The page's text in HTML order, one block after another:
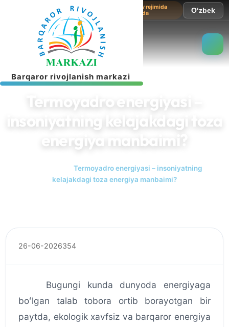
Barqaror rivojlanish markazi
Sayt sinov rejimida
ishlamoqda
O‘zbek
Termoyadro energiyasi –
insoniyatning kelajakdagi toza
energiya manbaimi?
Termoyadro energiyasi – insoniyatning
kelajakdagi toza energiya manbaimi?
26-06-2026354
Bugungi kunda dunyoda energiyaga
boʻlgan talab tobora ortib borayotgan bir
paytda, ekologik xavfsiz va barqaror energiya